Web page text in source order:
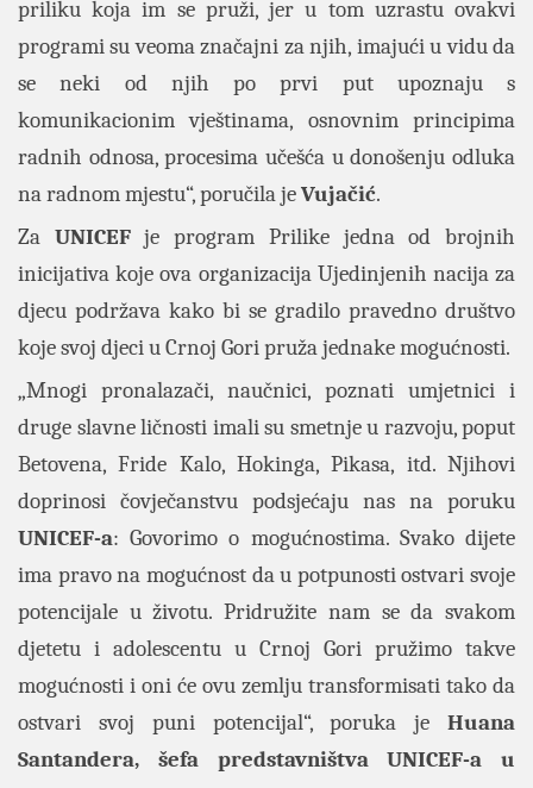
priliku koja im se pruži, jer u tom uzrastu ovakvi
programi su veoma značajni za njih, imajući u vidu da
se neki od njih po prvi put upoznaju s
komunikacionim vještinama, osnovnim principima
radnih odnosa, procesima učešća u donošenju odluka
na radnom mjestu“, poručila jeVujačić.
Za UNICEFje program Prilike jedna od brojnih
inicijativa koje ova organizacija Ujedinjenih nacija za
djecu podržava kako bi se gradilo pravedno društvo
koje svoj djeci u Crnoj Gori pruža jednake mogućnosti.
„Mnogi pronalazači, naučnici, poznati umjetnici i
druge slavne ličnosti imali su smetnje u razvoju, poput
Betovena, Fride Kalo, Hokinga, Pikasa, itd. Njihovi
doprinosi čovječanstvu podsjećaju nas na poruku
UNICEF-a: Govorimo o mogućnostima. Svako dijete
ima pravo na mogućnost da u potpunosti ostvari svoje
potencijale u životu. Pridružite nam se da svakom
djetetu i adolescentu u Crnoj Gori pružimo takve
mogućnosti i oni će ovu zemlju transformisati tako da
ostvari svoj puni potencijal“, poruka je Huana
Santandera, šefa predstavništva UNICEF-a u